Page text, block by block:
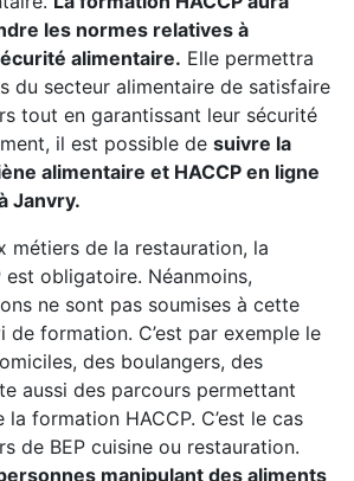
les normes relatives à
alimentaire. Elle permettra
du secteur alimentaire de satisfaire
tout en garantissant leur sécurité
il est possible de suivre la
alimentaire et HACCP en ligne
Janvry.
métiers de la restauration, la
obligatoire. Néanmoins,
ne sont pas soumises à cette
formation. C’est par exemple le
des boulangers, des
aussi des parcours permettant
la formation HACCP. C’est le cas
de BEP cuisine ou restauration.
manipulant des aliments